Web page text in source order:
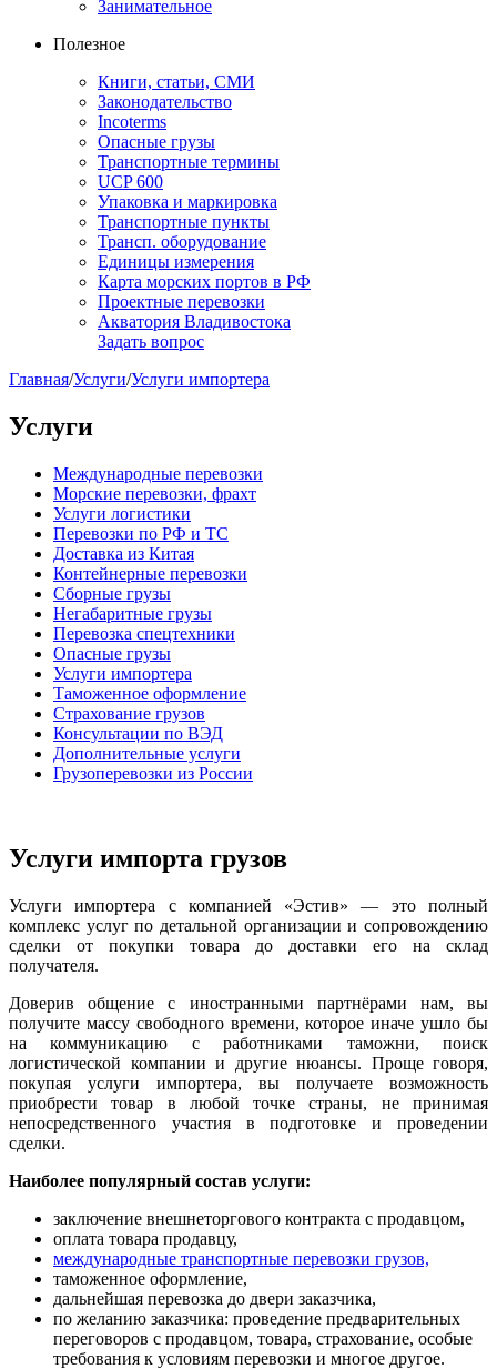
Занимательное
Полезное
Книги, статьи, СМИ
Законодательство
Incoterms
Опасные грузы
Транспортные термины
UCP 600
Упаковка и маркировка
Транспортные пункты
Трансп. оборудование
Единицы измерения
Карта морских портов в РФ
Проектные перевозки
Акватория Владивостока
Задать вопрос
Главная/Услуги/Услуги импортера
Услуги
Международные перевозки
Морские перевозки, фрахт
Услуги логистики
Перевозки по РФ и ТС
Доставка из Китая
Контейнерные перевозки
Сборные грузы
Негабаритные грузы
Перевозка спецтехники
Опасные грузы
Услуги импортера
Таможенное оформление
Страхование грузов
Консультации по ВЭД
Дополнительные услуги
Грузоперевозки из России
Услуги импорта грузов
Услуги импортера с компанией «Эстив» — это полный
комплекс услуг по детальной организации и сопровождению
сделки от покупки товара до доставки его на склад
получателя.
Доверив общение с иностранными партнёрами нам, вы
получите массу свободного времени, которое иначе ушло бы
на коммуникацию с работниками таможни, поиск
логистической компании и другие нюансы. Проще говоря,
покупая услуги импортера, вы получаете возможность
приобрести товар в любой точке страны, не принимая
непосредственного участия в подготовке и проведении
сделки.
Наиболее популярный состав услуги:
заключение внешнеторгового контракта с продавцом,
оплата товара продавцу,
международные транспортные перевозки грузов,
таможенное оформление,
дальнейшая перевозка до двери заказчика,
по желанию заказчика: проведение предварительных
переговоров с продавцом, товара, страхование, особые
требования к условиям перевозки и многое другое.